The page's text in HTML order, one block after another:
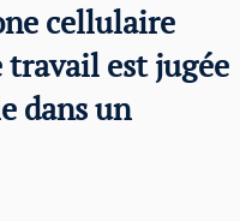
cellulaire
est jugée
dans un